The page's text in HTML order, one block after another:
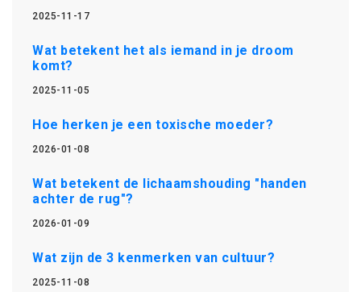
2025-11-17
Wat betekent het als iemand in je droom
komt?
2025-11-05
Hoe herken je een toxische moeder?
2026-01-08
Wat betekent de lichaamshouding "handen
achter de rug"?
2026-01-09
Wat zijn de 3 kenmerken van cultuur?
2025-11-08